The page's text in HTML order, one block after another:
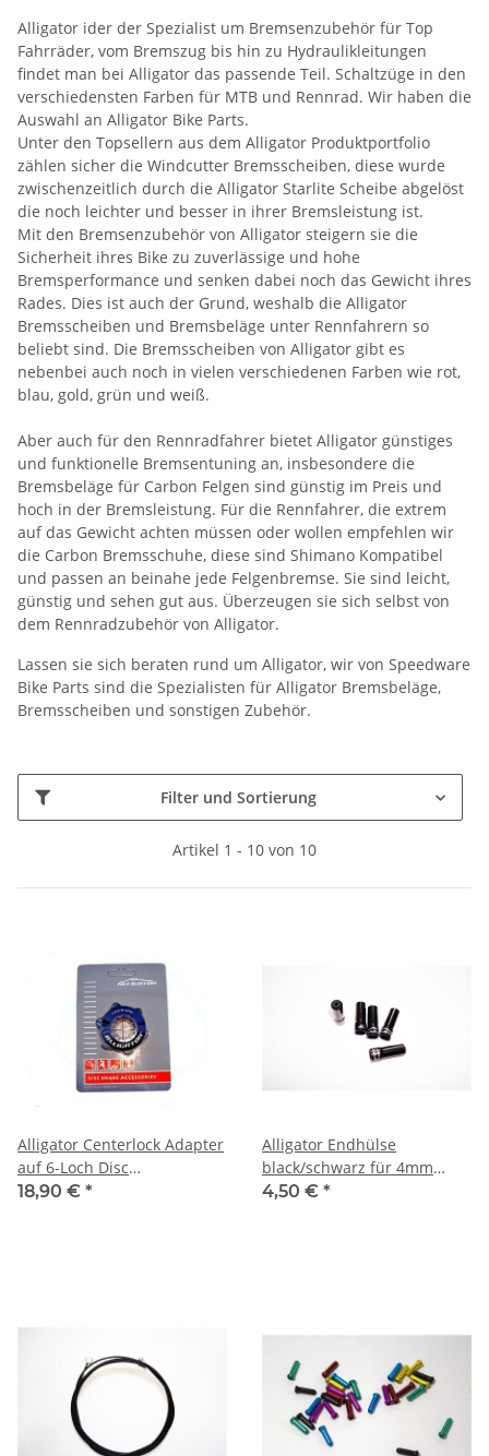
Alligator ider der Spezialist um Bremsenzubehör für Top
Fahrräder, vom Bremszug bis hin zu Hydraulikleitungen
findet man bei Alligator das passende Teil. Schaltzüge in den
verschiedensten Farben für MTB und Rennrad. Wir haben die
Auswahl an Alligator Bike Parts.
Unter den Topsellern aus dem Alligator Produktportfolio
zählen sicher die Windcutter Bremsscheiben, diese wurde
zwischenzeitlich durch die Alligator Starlite Scheibe abgelöst
die noch leichter und besser in ihrer Bremsleistung ist.
Mit den Bremsenzubehör von Alligator steigern sie die
Sicherheit ihres Bike zu zuverlässige und hohe
Bremsperformance und senken dabei noch das Gewicht ihres
Rades. Dies ist auch der Grund, weshalb die Alligator
Bremsscheiben und Bremsbeläge unter Rennfahrern so
beliebt sind. Die Bremsscheiben von Alligator gibt es
nebenbei auch noch in vielen verschiedenen Farben wie rot,
blau, gold, grün und weiß.
Aber auch für den Rennradfahrer bietet Alligator günstiges
und funktionelle Bremsentuning an, insbesondere die
Bremsbeläge für Carbon Felgen sind günstig im Preis und
hoch in der Bremsleistung. Für die Rennfahrer, die extrem
auf das Gewicht achten müssen oder wollen empfehlen wir
die Carbon Bremsschuhe, diese sind Shimano Kompatibel
und passen an beinahe jede Felgenbremse. Sie sind leicht,
günstig und sehen gut aus. Überzeugen sie sich selbst von
dem Rennradzubehör von Alligator.
Lassen sie sich beraten rund um Alligator, wir von Speedware
Bike Parts sind die Spezialisten für Alligator Bremsbeläge,
Bremsscheiben und sonstigen Zubehör.
Filter und Sortierung
Artikel 1 - 10 von 10
Alligator Centerlock Adapter
auf 6-Loch Disc
Verschlußring schwarz
18,90 € *
Alligator Endhülse
black/schwarz für 4mm
Aussenhülle sealed 5 Stück
4,50 € *